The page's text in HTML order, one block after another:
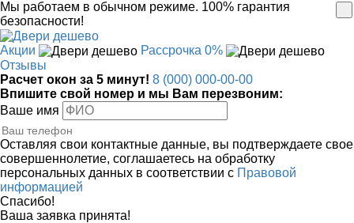
Мы работаем в обычном режиме. 100% гарантия
безопасности!
Акции
Рассрочка 0%
Отзывы
Расчет окон за 5 минут! 8 (000) 000-00-00
Впишите свой номер и мы Вам перезвоним:
Ваше имя
Оставляя свои контактные данные, вы подтверждаете свое
совершеннолетие, соглашаетесь на обработку
персональных данных в соответствии с Правовой
информацией
Спасибо!
Ваша заявка принята!